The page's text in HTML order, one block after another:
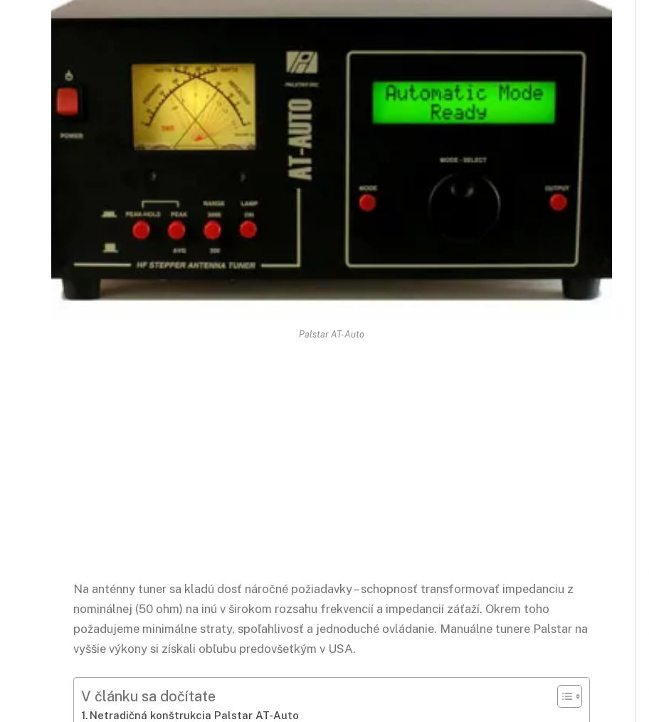
Palstar AT-Auto
Na anténny tuner sa kladú dosť náročné požiadavky – schopnosť transformovať impedanciu z
nominálnej (50 ohm) na inú v širokom rozsahu frekvencií a impedancií záťaží. Okrem toho
požadujeme minimálne straty, spoľahlivosť a jednoduché ovládanie. Manuálne tunere Palstar na
vyššie výkony si získali obľubu predovšetkým v USA.
V článku sa dočítate
Netradičná konštrukcia Palstar AT-Auto